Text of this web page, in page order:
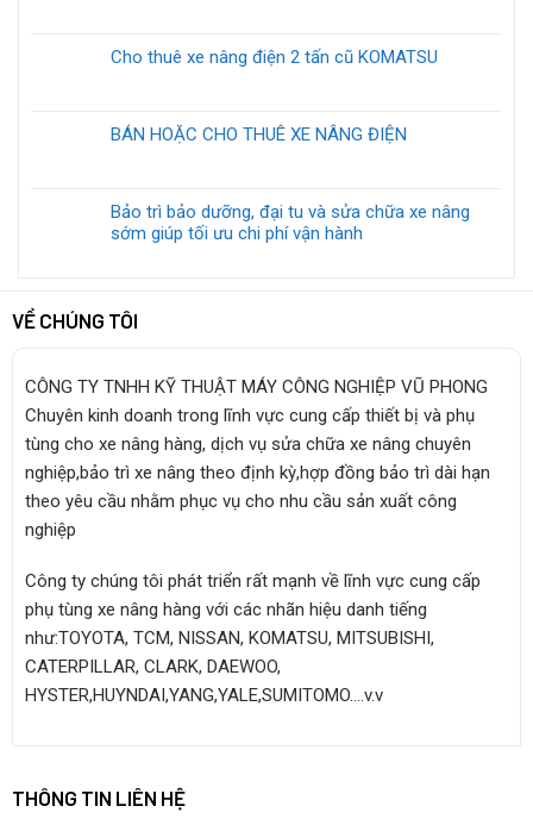
Cho thuê xe nâng điện 2 tấn cũ KOMATSU
BÁN HOẶC CHO THUÊ XE NÂNG ĐIỆN
Bảo trì bảo dưỡng, đại tu và sửa chữa xe nâng
sớm giúp tối ưu chi phí vận hành
VỀ CHÚNG TÔI
CÔNG TY TNHH KỸ THUẬT MÁY CÔNG NGHIỆP VŨ PHONG
Chuyên kinh doanh trong lĩnh vực cung cấp thiết bị và phụ
tùng cho xe nâng hàng, dịch vụ sửa chữa xe nâng chuyên
nghiệp,bảo trì xe nâng theo định kỳ,hợp đồng bảo trì dài hạn
theo yêu cầu nhằm phục vụ cho nhu cầu sản xuất công
nghiệp
Công ty chúng tôi phát triển rất mạnh về lĩnh vực cung cấp
phụ tùng xe nâng hàng với các nhãn hiệu danh tiếng
như:TOYOTA, TCM, NISSAN, KOMATSU, MITSUBISHI,
CATERPILLAR, CLARK, DAEWOO,
HYSTER,HUYNDAI,YANG,YALE,SUMITOMO….v.v
THÔNG TIN LIÊN HỆ